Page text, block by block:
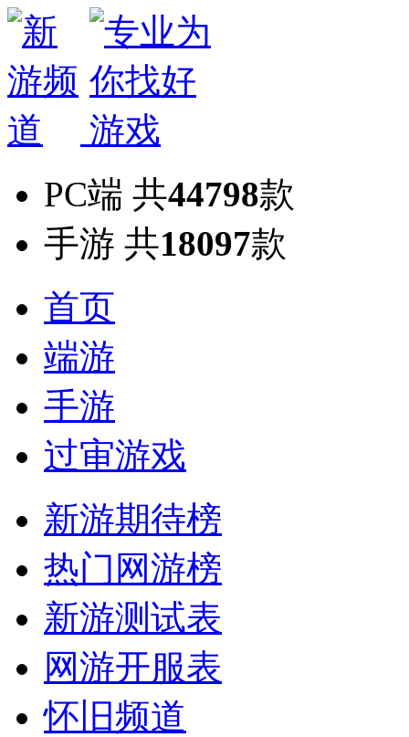
PC端 共44798款
手游 共18097款
首页
端游
手游
过审游戏
新游期待榜
热门网游榜
新游测试表
网游开服表
怀旧频道